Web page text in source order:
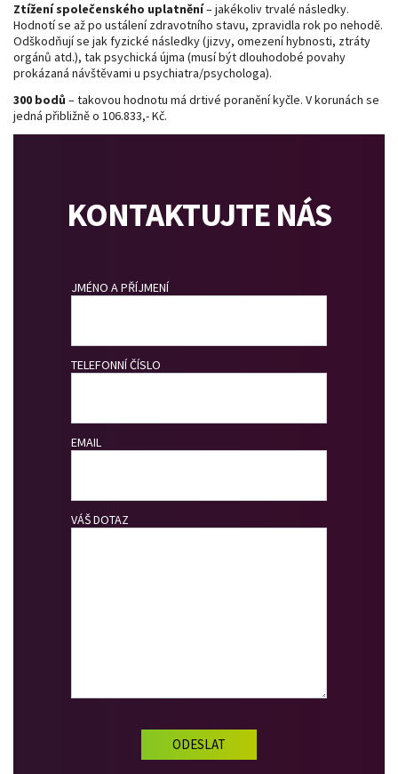
Ztížení společenského uplatnění– jakékoliv trvalé následky.
Hodnotí se až po ustálení zdravotního stavu, zpravidla rok po nehodě.
Odškodňují se jak fyzické následky (jizvy, omezení hybnosti, ztráty
orgánů atd.), tak psychická újma (musí být dlouhodobé povahy
prokázaná návštěvami u psychiatra/psychologa).
300 bodů – takovou hodnotu má drtivé poranění kyčle. V korunách se
jedná přibližně o 106.833,- Kč.
KONTAKTUJTE NÁS
JMÉNO A PŘÍJMENÍ
TELEFONNÍ ČÍSLO
EMAIL
VÁŠ DOTAZ